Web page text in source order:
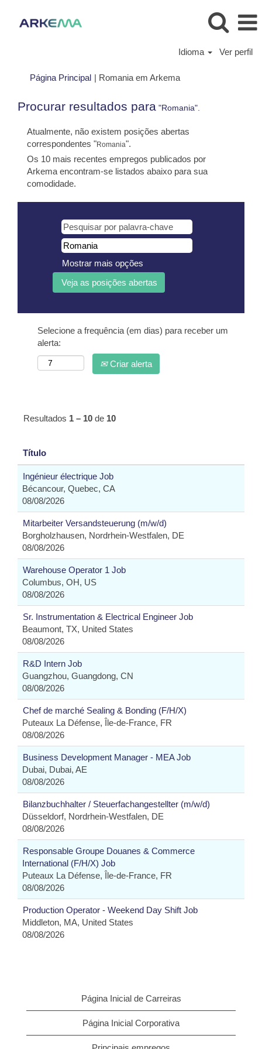
Idioma Ver perfil
Página Principal | Romania em Arkema(página
Procurar resultados para "Romania".
Atualmente, não existem posições abertas
correspondentes "Romania".
Os 10 mais recentes empregos publicados por
Arkema encontram-se listados abaixo para sua
comodidade.
Mostrar mais opções
Selecione a frequência (em dias) para receber um
alerta:
Criar alerta
Resultados 1 – 10 de 10
Título
Ingénieur électrique Job
Bécancour, Quebec, CA
08/08/2026
Mitarbeiter Versandsteuerung (m/w/d)
Borgholzhausen, Nordrhein-Westfalen, DE
08/08/2026
Warehouse Operator 1 Job
Columbus, OH, US
08/08/2026
Sr. Instrumentation & Electrical Engineer Job
Beaumont, TX, United States
08/08/2026
R&D Intern Job
Guangzhou, Guangdong, CN
08/08/2026
Chef de marché Sealing & Bonding (F/H/X)
Puteaux La Défense, Île-de-France, FR
08/08/2026
Business Development Manager - MEA Job
Dubai, Dubai, AE
08/08/2026
Bilanzbuchhalter / Steuerfachangestellter (m/w/d)
Düsseldorf, Nordrhein-Westfalen, DE
08/08/2026
Responsable Groupe Douanes & Commerce
International (F/H/X) Job
Puteaux La Défense, Île-de-France, FR
08/08/2026
Production Operator - Weekend Day Shift Job
Middleton, MA, United States
08/08/2026
Página Inicial de Carreiras
Página Inicial Corporativa